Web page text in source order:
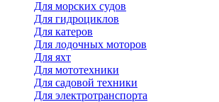
Для морских судов
Для гидроциклов
Для катеров
Для лодочных моторов
Для яхт
Для мототехники
Для садовой техники
Для электротранспорта